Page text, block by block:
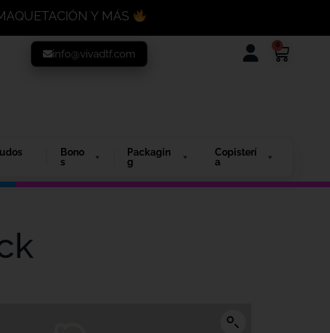
Y MÁS
0
info@vivadtf.com
Bono
s
Packagin
g
Copisterí
a